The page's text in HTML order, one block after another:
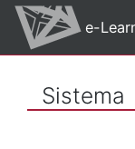
Vai al contenuto
e-
Sistema